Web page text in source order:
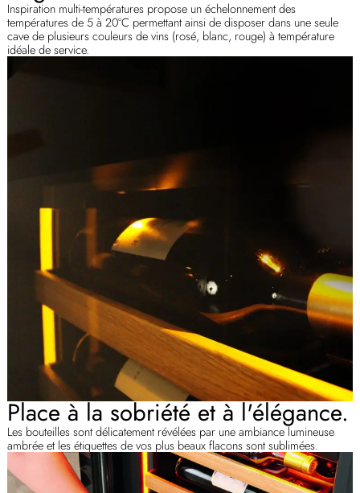
Inspiration multi-températures propose un échelonnement des
températures de 5 à 20°C permettant ainsi de disposer dans une seule
cave de plusieurs couleurs de vins (rosé, blanc, rouge) à température
idéale de service.
Place à la sobriété et à l'élégance.
Les bouteilles sont délicatement révélées par une ambiance lumineuse
ambrée et les étiquettes de vos plus beaux flacons sont sublimées.